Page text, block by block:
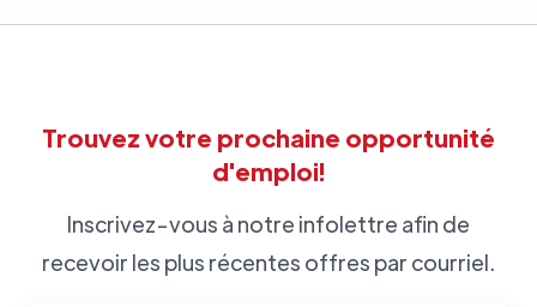
Trouvez votre prochaine opportunité
d'emploi!
Inscrivez-vous à notre infolettre afin de
recevoir les plus récentes offres par courriel.